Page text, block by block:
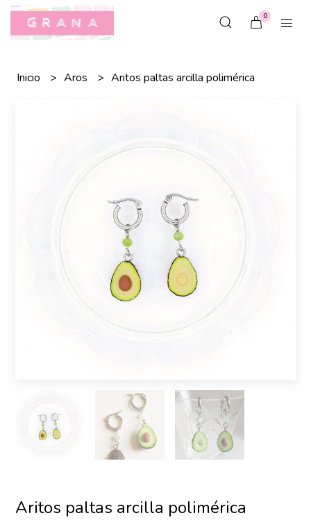
0
Inicio Aros Aritos paltas arcilla polimérica
Aritos paltas arcilla polimérica